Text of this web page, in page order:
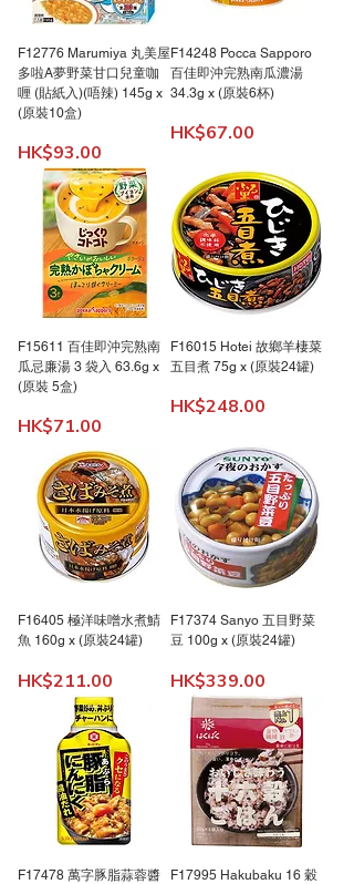
F12776 Marumiya 丸美屋
多啦A夢野菜甘口兒童咖
喱 (貼紙入)(唔辣) 145g x
(原裝10盒)
價格
HK$93.00
F14248 Pocca Sapporo
百佳即沖完熟南瓜濃湯
34.3g x (原裝6杯)
價格
HK$67.00
F15611 百佳即沖完熟南
瓜忌廉湯 3 袋入 63.6g x
(原裝 5盒)
價格
HK$71.00
F16015 Hotei 故鄉羊棲菜
五目煮 75g x (原裝24罐)
價格
HK$248.00
F16405 極洋味噌水煮鯖
魚 160g x (原裝24罐)
價格
HK$211.00
F17374 Sanyo 五目野菜
豆 100g x (原裝24罐)
價格
HK$339.00
F17478 萬字豚脂蒜蓉醬
F17995 Hakubaku 16 穀